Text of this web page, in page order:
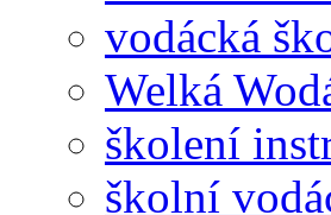
vodácká
Welká
školení
školní